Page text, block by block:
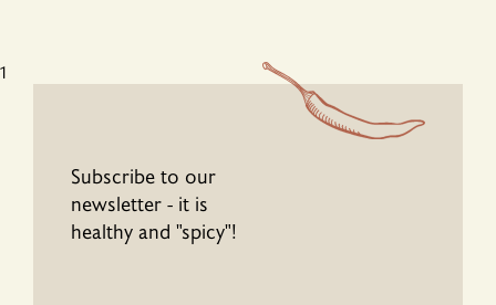
1
Subscribe to our
newsletter - it is
healthy and "spicy"!